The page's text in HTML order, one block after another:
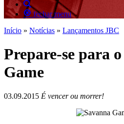
fechar menu
Início » Notícias » Lançamentos JBC
Prepare-se para
Game
03.09.2015 É vencer ou morrer!